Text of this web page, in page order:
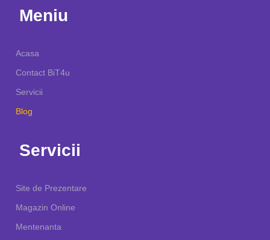
Meniu
Acasa
Contact BiT4u
Servicii
Blog
Servicii
Site de Prezentare
Magazin Online
Mentenanta